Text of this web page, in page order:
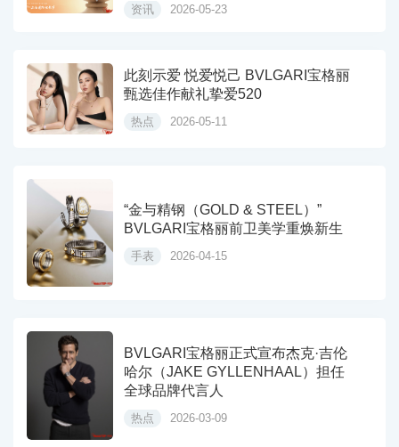
资讯 2026-05-23
此刻示爱 悦爱悦己 BVLGARI宝格丽
甄选佳作献礼挚爱520
热点 2026-05-11
“金与精钢（GOLD & STEEL）”
BVLGARI宝格丽前卫美学重焕新生
手表 2026-04-15
BVLGARI宝格丽正式宣布杰克·吉伦
哈尔（JAKE GYLLENHAAL）担任
全球品牌代言人
热点 2026-03-09